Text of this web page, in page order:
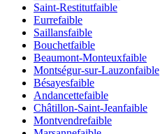
Saint-Restitutfaible
Eurrefaible
Saillansfaible
Bouchetfaible
Beaumont-Monteuxfaible
Montségur-sur-Lauzonfaible
Bésayesfaible
Andancettefaible
Châtillon-Saint-Jeanfaible
Montvendrefaible